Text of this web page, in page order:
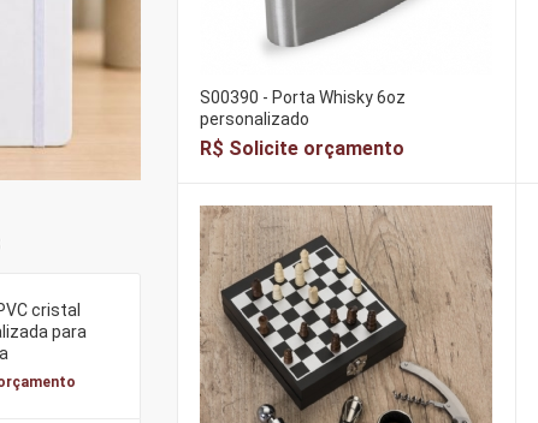
cristal
para
S00390 - Porta Whisky 6oz
personalizado
R$ Solicite orçamento